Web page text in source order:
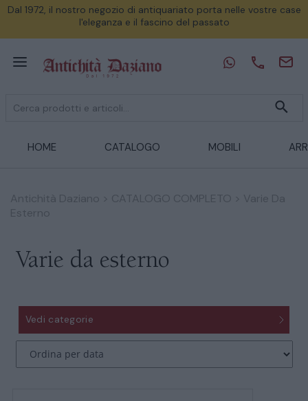
Dal 1972, il nostro negozio di antiquariato porta nelle vostre case
l'eleganza e il fascino del passato
HOME CATALOGO MOBILI
Antichità Daziano CATALOGO COMPLETO
Varie Da
Esterno
Varie da esterno
Vedi categorie